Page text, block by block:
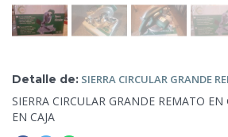
Detalle de: SIERRA CIRCULAR GRANDE
SIERRA CIRCULAR GRANDE REMATO EN
EN CAJA